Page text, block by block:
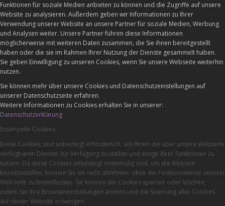
Funktionen für soziale Medien anbieten zu können und die Zugriffe auf unsere
Website zu analysieren. Außerdem geben wir Informationen zu Ihrer
Verwendung unserer Website an unsere Partner für soziale Medien, Werbung
und Analysen weiter. Unsere Partner führen diese Informationen
möglicherweise mit weiteren Daten zusammen, die Sie ihnen bereitgestellt
haben oder die sie im Rahmen Ihrer Nutzung der Dienste gesammelt haben.
Sie geben Einwilligung zu unseren Cookies, wenn Sie unsere Webseite weiterhin
nutzen.
Sie können mehr über unsere Cookies und Datenschutzeinstellungen auf
unserer Datenschutzseite erfahren.
Weitere Informationen zu Cookies erhalten Sie in unserer:
Datenschutzerklärung
Essenzielle Cookies
Diese Cookies sind unbedingt erforderlich, um Ihnen die über unsere Webseite
verfügbaren Dienste zur Verfügung zu stellen und einige ihrer Funktionen zu
nutzen. Da diese Cookies unbedingt notwendig sind, um die Website
bereitzustellen, können Sie sie nicht ablehnen, ohne die Funktionsweise unserer
Webseite zu beeinflussen. Sie können die Cookies sperren oder löschen,
indem Sie Ihre Browsereinstellungen ändern und die Sperrung aller Cookies
auf dieser Website erzwingen.